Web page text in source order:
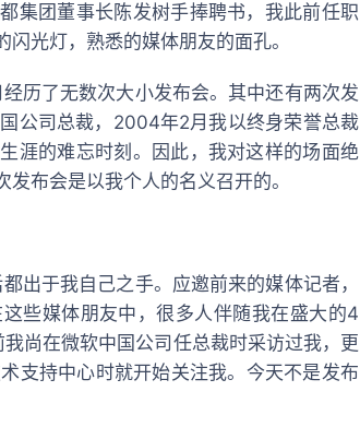
集团董事长陈发树手捧聘书，我此前任职
光灯，熟悉的媒体朋友的面孔。
了无数次大小发布会。其中还有两次发
公司总裁，2004年2月我以终身荣誉总裁
涯的难忘时刻。因此，我对这样的场面绝
布会是以我个人的名义召开的。
于我自己之手。应邀前来的媒体记者，
些媒体朋友中，很多人伴随我在盛大的4
尚在微软中国公司任总裁时采访过我，更
支持中心时就开始关注我。今天不是发布